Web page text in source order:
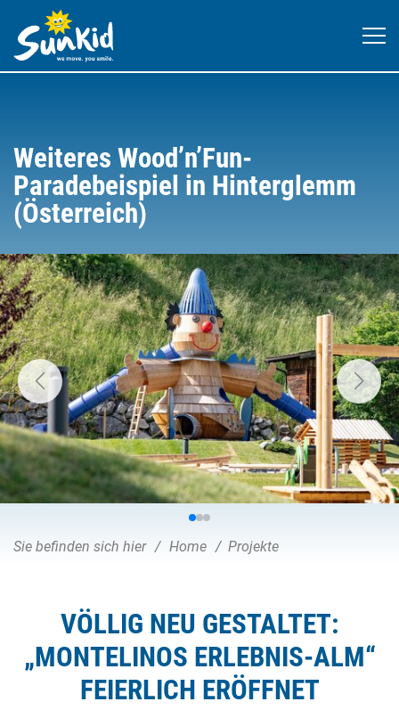
Weiteres Wood’n’Fun-
Paradebeispiel in Hinterglemm
(Österreich)
Sie befinden sich hier Home Projekte
VÖLLIG NEU GESTALTET:
„MONTELINOS ERLEBNIS-ALM“
FEIERLICH ERÖFFNET